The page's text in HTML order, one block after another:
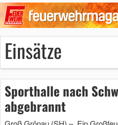
Einsätze
Sporthalle nach
abgebrannt